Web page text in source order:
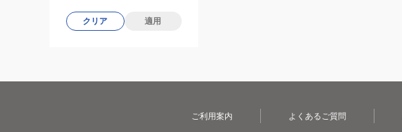
クリア 適用
ご利用案内 よくあるご質問